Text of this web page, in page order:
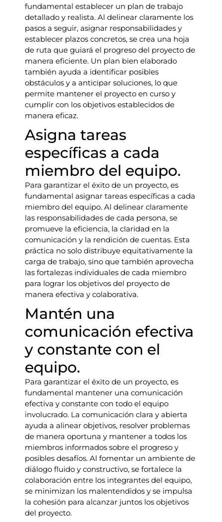
fundamental establecer un plan de trabajo
detallado y realista. Al delinear claramente los
pasos a seguir, asignar responsabilidades y
establecer plazos concretos, se crea una hoja
de ruta que guiará el progreso del proyecto de
manera eficiente. Un plan bien elaborado
también ayuda a identificar posibles
obstáculos y a anticipar soluciones, lo que
permite mantener el proyecto en curso y
cumplir con los objetivos establecidos de
manera eficaz.
Asigna tareas
específicas a cada
miembro del equipo.
Para garantizar el éxito de un proyecto, es
fundamental asignar tareas específicas a cada
miembro del equipo. Al delinear claramente
las responsabilidades de cada persona, se
promueve la eficiencia, la claridad en la
comunicación y la rendición de cuentas. Esta
práctica no solo distribuye equitativamente la
carga de trabajo, sino que también aprovecha
las fortalezas individuales de cada miembro
para lograr los objetivos del proyecto de
manera efectiva y colaborativa.
Mantén una
comunicación efectiva
y constante con el
equipo.
Para garantizar el éxito de un proyecto, es
fundamental mantener una comunicación
efectiva y constante con todo el equipo
involucrado. La comunicación clara y abierta
ayuda a alinear objetivos, resolver problemas
de manera oportuna y mantener a todos los
miembros informados sobre el progreso y
posibles desafíos. Al fomentar un ambiente de
diálogo fluido y constructivo, se fortalece la
colaboración entre los integrantes del equipo,
se minimizan los malentendidos y se impulsa
la cohesión para alcanzar juntos los objetivos
del proyecto.